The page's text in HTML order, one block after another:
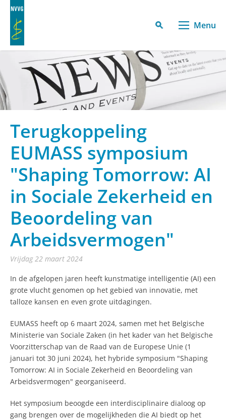
Menu
Terugkoppeling
EUMASS symposium
"Shaping Tomorrow: AI
in Sociale Zekerheid en
Beoordeling van
Arbeidsvermogen"
vrijdag 22 maart 2024
In de afgelopen jaren heeft kunstmatige intelligentie (AI) een
grote vlucht genomen op het gebied van innovatie, met
talloze kansen en even grote uitdagingen.
EUMASS heeft op 6 maart 2024, samen met het Belgische
Ministerie van Sociale Zaken (in het kader van het Belgische
Voorzitterschap van de Raad van de Europese Unie (1
januari tot 30 juni 2024), het hybride symposium "Shaping
Tomorrow: AI in Sociale Zekerheid en Beoordeling van
Arbeidsvermogen" georganiseerd.
Het symposium beoogde een interdisciplinaire dialoog op
gang brengen over de mogelijkheden die AI biedt op het